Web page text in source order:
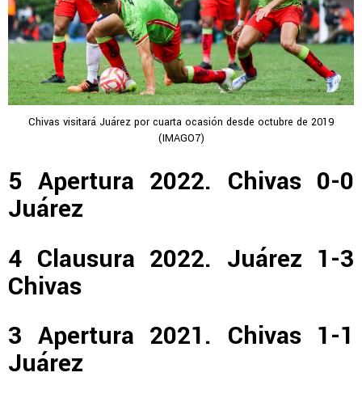
Chivas visitará Juárez por cuarta ocasión desde octubre de 2019
(IMAGO7)
5 Apertura 2022. Chivas 0-0
Juárez
4 Clausura 2022. Juárez 1-3
Chivas
3 Apertura 2021. Chivas 1-1
Juárez